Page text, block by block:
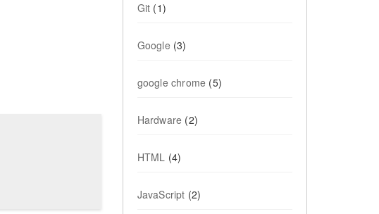
Git (1)
Google (3)
google chrome (5)
Hardware (2)
HTML (4)
JavaScript (2)